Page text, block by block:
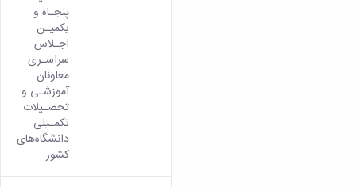
پنجـاه و
یکمیـن
اجـلاس
سراسـری
معاونان
آموزشـی و
تحصـیلات
تکمـیلی
دانشگاه‌های
کشور